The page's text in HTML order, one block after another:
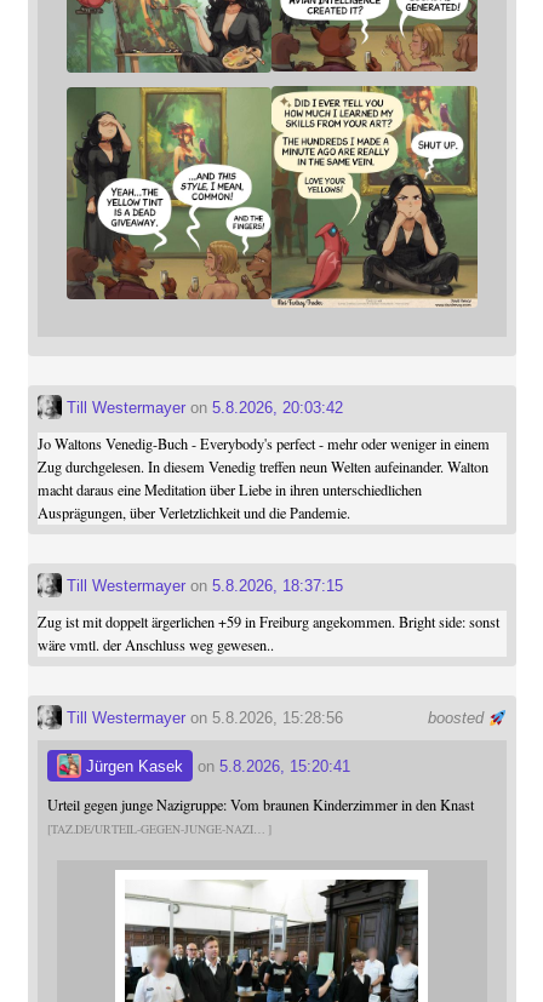
Till Westermayeron 5.8.2026, 20:03:42
Jo Waltons Venedig-Buch - Everybody's perfect - mehr oder weniger in einem
Zug durchgelesen. In diesem Venedig treffen neun Welten aufeinander. Walton
macht daraus eine Meditation über Liebe in ihren unterschiedlichen
Ausprägungen, über Verletzlichkeit und die Pandemie.
Till Westermayeron 5.8.2026, 18:37:15
Zug ist mit doppelt ärgerlichen +59 in Freiburg angekommen. Bright side: sonst
wäre vmtl. der Anschluss weg gewesen..
boosted
Till Westermayeron 5.8.2026, 15:28:56
Jürgen Kasek on 5.8.2026, 15:20:41
Urteil gegen junge Nazigruppe: Vom braunen Kinderzimmer in den Knast
TAZ.DE/URTEIL-GEGEN-JUNGE-NAZI